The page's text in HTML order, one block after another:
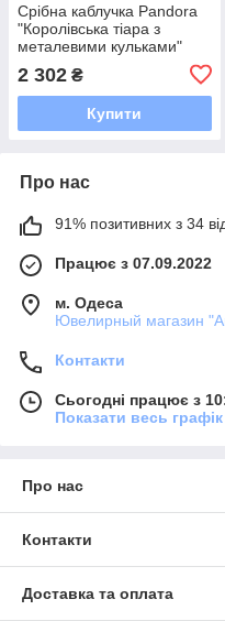
Срібна каблучка Pandora
"Королівська тіара з
металевими кульками"
2 302 ₴
Купити
Про нас
91% позитивних з 34
Працює з 07.09.2022
м. Одеса
Ювелирный магазин
Контакти
Сьогодні працює з
Показати весь
Про нас
Контакти
Доставка та оплата